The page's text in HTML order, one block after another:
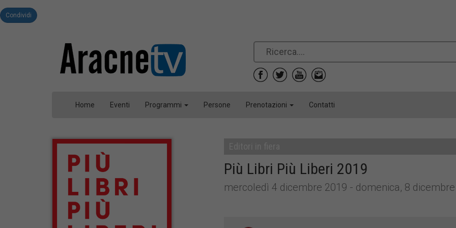
Condividi
Home Eventi Programmi Persone Prenotazioni Contatti
Più Libri Più Liberi 2019
mercoledì 4 dicembre 2019 - domenica, 8